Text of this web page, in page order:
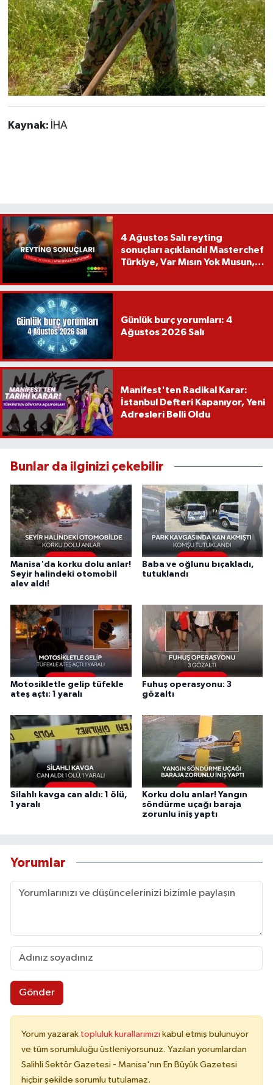
Kaynak: İHA
4 Ağustos Salı reyting
sonuçları açıklandı! Masterchef
Türkiye, Var Mısın Yok Musun,
Günlük burç yorumları: 4
Ağustos 2026 Salı
Manifest'ten Radikal Karar:
İstanbul Defteri Kapanıyor, Yeni
Adresleri Belli Oldu
Bunlar da ilginizi çekebilir
Manisa'da korku dolu anlar!
Seyir halindeki otomobil
alev aldı!
Baba ve oğlunu bıçakladı,
tutuklandı
Motosikletle gelip tüfekle
ateş açtı: 1 yaralı
Fuhuş operasyonu: 3
gözaltı
Silahlı kavga can aldı: 1 ölü,
1 yaralı
Korku dolu anlar! Yangın
söndürme uçağı baraja
zorunlu iniş yaptı
Yorumlar
Gönder
Yorum yazarak topluluk kurallarımızı kabul etmiş bulunuyor
ve tüm sorumluluğu üstleniyorsunuz. Yazılan yorumlardan
Salihli Sektör Gazetesi - Manisa'nın En Büyük Gazetesi
hiçbir şekilde sorumlu tutulamaz.